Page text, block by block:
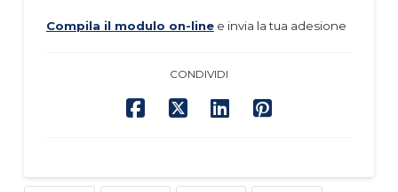
Compila il modulo on-linee invia la tua adesione
CONDIVIDI